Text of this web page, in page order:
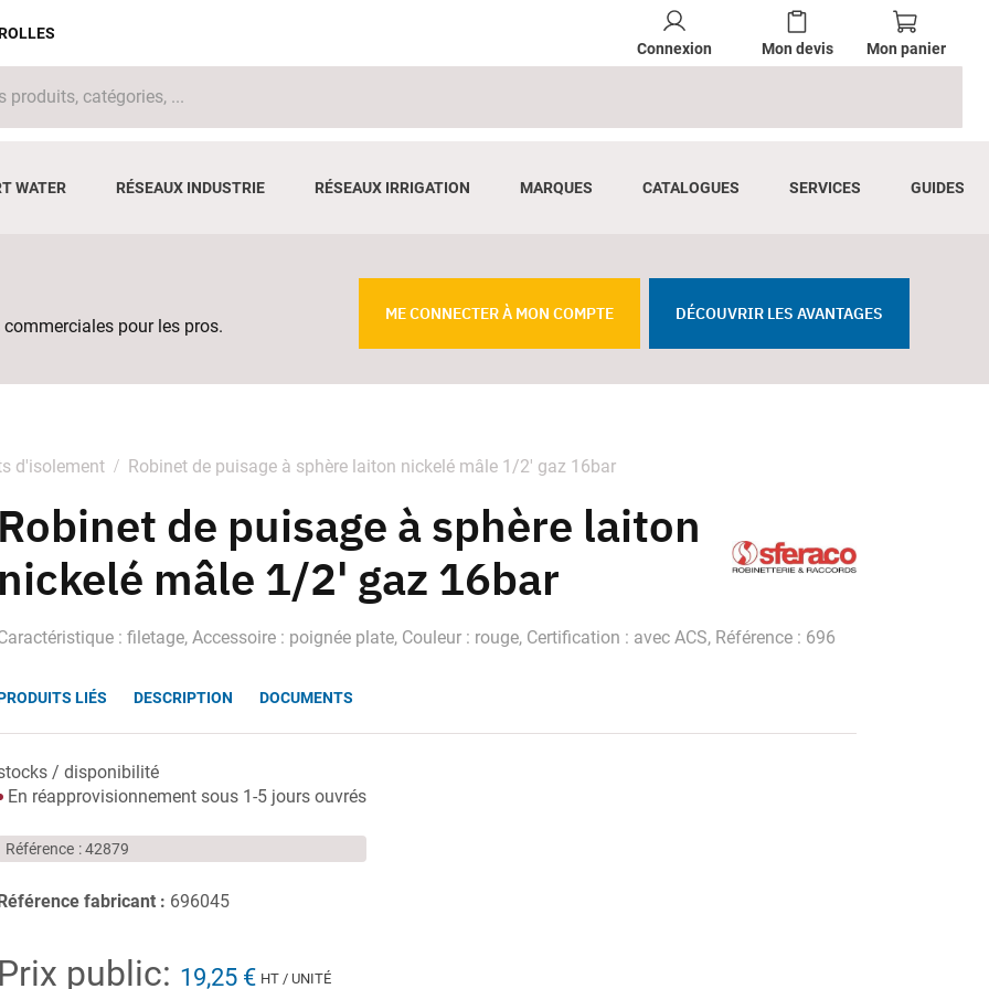
Connexion Mon devis Mon panier
WATER RÉSEAUX INDUSTRIE RÉSEAUX IRRIGATION MARQUES CATALOGUES SERVICES GUIDES
pour les pros.
ME CONNECTER À MON COMPTE DÉCOUVRIR LES AVANTAGES
d'isolement Robinet de puisage à sphère laiton nickelé mâle 1/2' gaz 16bar
Robinet de puisage à sphère laiton
nickelé mâle 1/2' gaz 16bar
: filetage, Accessoire : poignée plate, Couleur : rouge, Certification : avec ACS, Référence : 696
LIÉS DESCRIPTION DOCUMENTS
/ disponibilité
En réapprovisionnement sous 1-5 jours ouvrés
Référence 42879
fabricant : 696045
Prix public: 19,25 € HT / UNITÉ